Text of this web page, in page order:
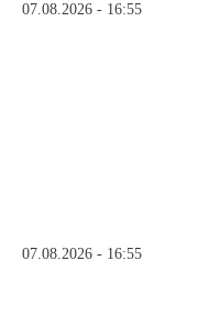
07.08.2026 - 16:55
07.08.2026 - 16:55